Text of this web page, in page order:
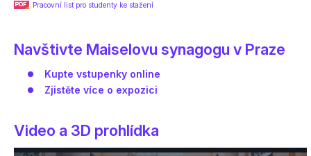
Pracovní list pro studenty ke stažení
Navštivte Maiselovu synagogu v Praze
Kupte vstupenky online
Zjistěte více o expozici
Video a 3D prohlídka